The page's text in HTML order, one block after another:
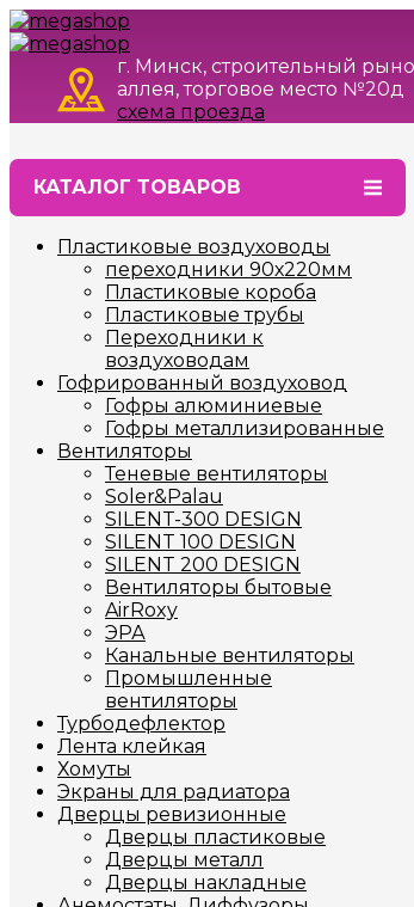
г. Минск, строительный
аллея, торговое место №20д
схема проезда
КАТАЛОГ ТОВАРОВ
Пластиковые воздуховоды
переходники 90х220мм
Пластиковые короба
Пластиковые трубы
Переходники к
воздуховодам
Гофрированный воздуховод
Гофры алюминиевые
Гофры металлизированные
Вентиляторы
Теневые вентиляторы
Soler&Palau
SILENT-300 DESIGN
SILENT 100 DESIGN
SILENT 200 DESIGN
Вентиляторы бытовые
AirRoxy
ЭРА
Канальные вентиляторы
Промышленные
вентиляторы
Турбодефлектор
Лента клейкая
Хомуты
Экраны для радиатора
Дверцы ревизионные
Дверцы пластиковые
Дверцы металл
Дверцы накладные